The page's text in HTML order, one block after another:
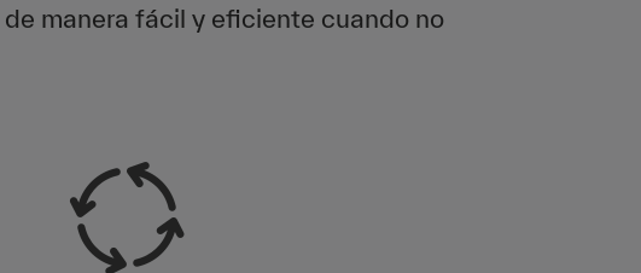
de manera fácil y eficiente cuando no